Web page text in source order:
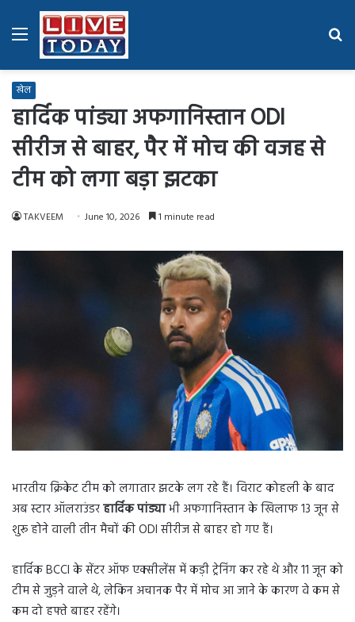
Menu
खेल
हार्दिक पांड्या अफगानिस्तान ODI
सीरीज से बाहर, पैर में मोच की वजह से
टीम को लगा बड़ा झटका
TAKVEEM June 10, 2026 1 minute read
भारतीय क्रिकेट टीम को लगातार झटके लग रहे हैं। विराट कोहली के बाद
अब स्टार ऑलराउंडरहार्दिक पांड्याभी अफगानिस्तान के खिलाफ 13 जून से
शुरू होने वाली तीन मैचों की ODI सीरीज से बाहर हो गए हैं।
हार्दिक BCCI के सेंटर ऑफ एक्सीलेंस में कड़ी ट्रेनिंग कर रहे थे और 11 जून को
टीम से जुड़ने वाले थे, लेकिन अचानक पैर में मोच आ जाने के कारण वे कम से
कम दो हफ्ते बाहर रहेंगे।